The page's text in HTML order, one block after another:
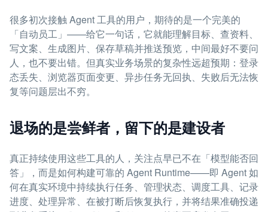
很多初次接触 Agent 工具的用户，期待的是一个完美的
「自动员工」——给它一句话，它就能理解目标、查资料、
写文案、生成图片、保存草稿并推送预览，中间最好不要问
人，也不要出错。但真实业务场景的复杂性远超预期：登录
态丢失、浏览器页面变更、异步任务无回执、失败后无法恢
复等问题层出不穷。
退场的是尝鲜者，留下的是建设者
真正持续使用这些工具的人，关注点早已不在「模型能否回
答」，而是如何构建可靠的 Agent Runtime——即 Agent 如
何在真实环境中持续执行任务、管理状态、调度工具、记录
进度、处理异常、在被打断后恢复执行，并将结果准确投递